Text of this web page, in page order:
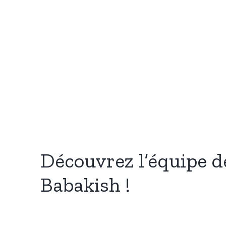
Découvrez l’équipe
Babakish !